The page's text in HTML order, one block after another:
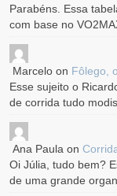
Parabéns. Essa
com base no
Marcelo on Fôlego,
Esse sujeito o
de corrida tudo
Ana Paula on
Oi Júlia, tudo bem?
de uma grande